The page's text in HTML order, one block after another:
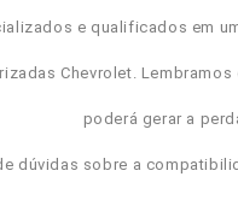
e qualificados em
Chevrolet.
poderá gerar a
dúvidas sobre a